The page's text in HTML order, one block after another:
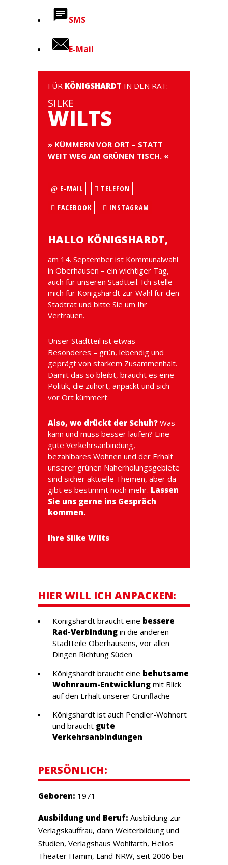
SMS
E-Mail
FÜR KÖNIGSHARDT IN DEN RAT:
SILKE
WILTS
» KÜMMERN VOR ORT – STATT
WEIT WEG AM GRÜNEN TISCH. «
E-MAIL
TELEFON
FACEBOOK
INSTAGRAM
HALLO KÖNIGSHARDT,
am 14. September ist Kommunalwahl
in Oberhausen – ein wichtiger Tag,
auch für unseren Stadtteil. Ich stelle
mich für Königshardt zur Wahl für den
Stadtrat und bitte Sie um Ihr
Vertrauen.
Unser Stadtteil ist etwas
Besonderes – grün, lebendig und
geprägt von starkem Zusammenhalt.
Damit das so bleibt, braucht es eine
Politik, die zuhört, anpackt und sich
vor Ort kümmert.
Also, wo drückt der Schuh? Was
kann und muss besser laufen? Eine
gute Verkehrsanbindung,
bezahlbares Wohnen und der Erhalt
unserer grünen Naherholungsgebiete
sind sicher aktuelle Themen, aber da
gibt es bestimmt noch mehr. Lassen
Sie uns gerne ins Gespräch
kommen.
Ihre Silke Wilts
HIER WILL ICH ANPACKEN:
Königshardt braucht eine bessere
Rad-Verbindung in die anderen
Stadtteile Oberhausens, vor allen
Dingen Richtung Süden
Königshardt braucht eine behutsame
Wohnraum-Entwicklung mit Blick
auf den Erhalt unserer Grünfläche
Königshardt ist auch Pendler-Wohnort
und braucht gute
Verkehrsanbindungen
PERSÖNLICH:
Geboren: 1971
Ausbildung und Beruf: Ausbildung zur
Verlagskauffrau, dann Weiterbildung und
Studien, Verlagshaus Wohlfarth, Helios
Theater Hamm, Land NRW, seit 2006 bei